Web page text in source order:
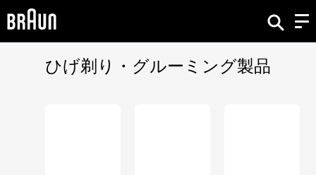
ひげ剃り・グルーミング製品